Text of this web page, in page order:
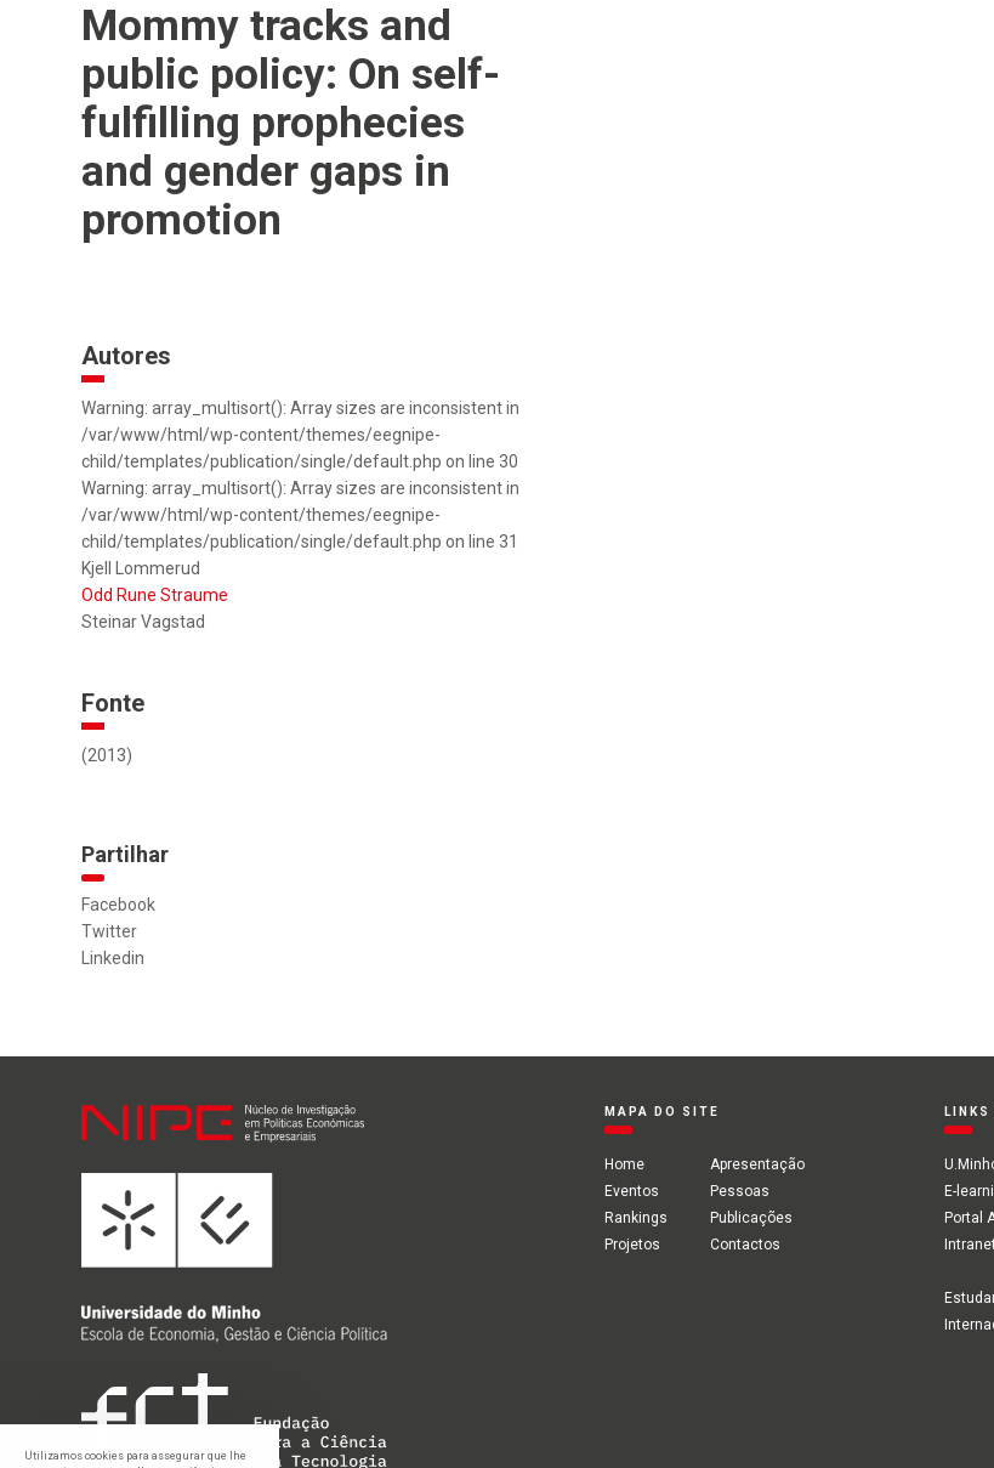
Mommy tracks and
public policy: On self-
fulfilling prophecies
and gender gaps in
promotion
Autores
Warning: array_multisort(): Array sizes are inconsistent in
/var/www/html/wp-content/themes/eegnipe-
child/templates/publication/single/default.php on line 30
Warning: array_multisort(): Array sizes are inconsistent in
/var/www/html/wp-content/themes/eegnipe-
child/templates/publication/single/default.php on line 31
Kjell Lommerud
Odd Rune Straume
Steinar Vagstad
Fonte
(2013)
Partilhar
Facebook
Twitter
Linkedin
MAPA DO SITE
Home
Apresentação
Eventos
Pessoas
Rankings
Publicações
Projetos
Contactos
LINKS
E-
Portal
Utilizamos cookies para assegurar que lhe